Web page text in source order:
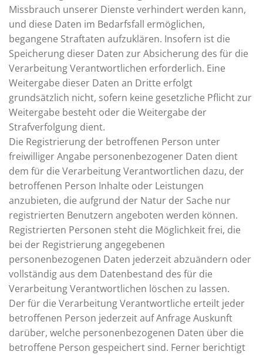
Missbrauch unserer Dienste verhindert werden kann,
und diese Daten im Bedarfsfall ermöglichen,
begangene Straftaten aufzuklären. Insofern ist die
Speicherung dieser Daten zur Absicherung des für die
Verarbeitung Verantwortlichen erforderlich. Eine
Weitergabe dieser Daten an Dritte erfolgt
grundsätzlich nicht, sofern keine gesetzliche Pflicht zur
Weitergabe besteht oder die Weitergabe der
Strafverfolgung dient.
Die Registrierung der betroffenen Person unter
freiwilliger Angabe personenbezogener Daten dient
dem für die Verarbeitung Verantwortlichen dazu, der
betroffenen Person Inhalte oder Leistungen
anzubieten, die aufgrund der Natur der Sache nur
registrierten Benutzern angeboten werden können.
Registrierten Personen steht die Möglichkeit frei, die
bei der Registrierung angegebenen
personenbezogenen Daten jederzeit abzuändern oder
vollständig aus dem Datenbestand des für die
Verarbeitung Verantwortlichen löschen zu lassen.
Der für die Verarbeitung Verantwortliche erteilt jeder
betroffenen Person jederzeit auf Anfrage Auskunft
darüber, welche personenbezogenen Daten über die
betroffene Person gespeichert sind. Ferner berichtigt